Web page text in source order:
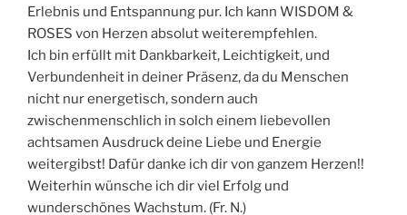
Erlebnis und Entspannung pur. Ich kann WISDOM &
ROSES von Herzen absolut weiterempfehlen.
Ich bin erfüllt mit Dankbarkeit, Leichtigkeit, und
Verbundenheit in deiner Präsenz, da du Menschen
nicht nur energetisch, sondern auch
zwischenmenschlich in solch einem liebevollen
achtsamen Ausdruck deine Liebe und Energie
weitergibst! Dafür danke ich dir von ganzem Herzen!!
Weiterhin wünsche ich dir viel Erfolg und
wunderschönes Wachstum. (Fr. N.)